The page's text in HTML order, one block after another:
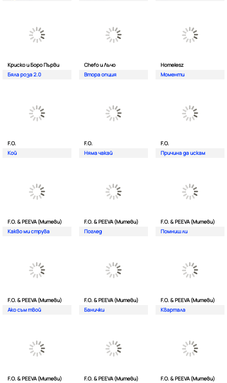
Криско и Боро Първи
Бяла роза 2.0
Chefo и Лъчо
Втора опция
Homelesz
Моменти
F.O.
Кой
F.O.
Няма чакай
F.O.
Причина да искам
F.O. & PEEVA (Митеви)
Какво ми струва
F.O. & PEEVA (Митеви)
Поглед
F.O. & PEEVA (Митеви)
Помниш ли
F.O. & PEEVA (Митеви)
Ако съм твой
F.O. & PEEVA (Митеви)
Банички
F.O. & PEEVA (Митеви)
Квартала
F.O. & PEEVA (Митеви)
F.O. & PEEVA (Митеви)
F.O. & PEEVA (Митеви)